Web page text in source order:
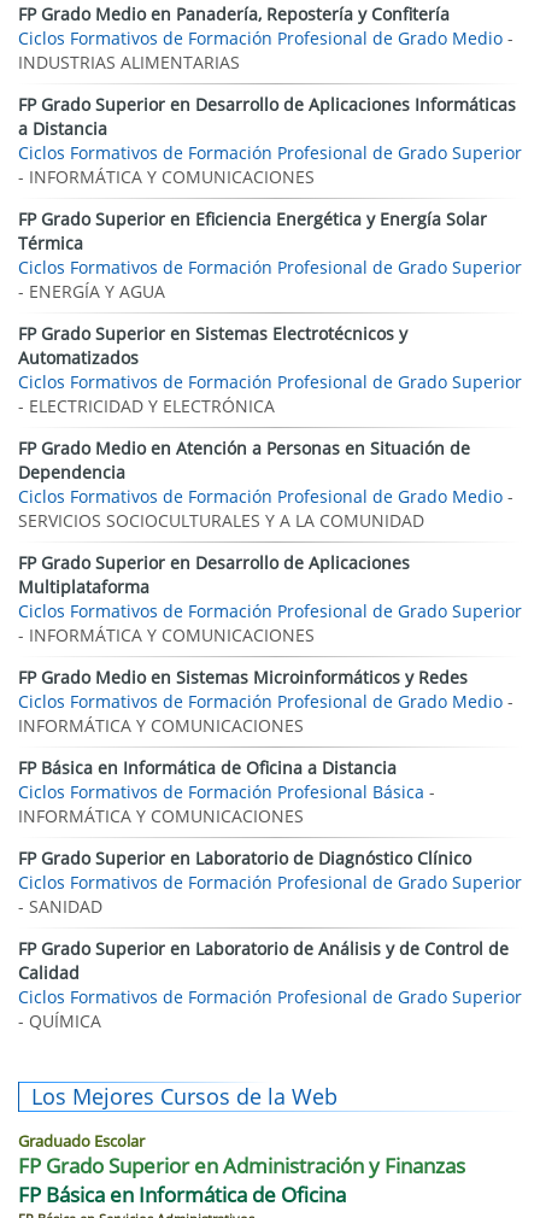
FP Grado Medio en Panadería, Repostería y Confitería
Ciclos Formativos de Formación Profesional de Grado Medio -
INDUSTRIAS ALIMENTARIAS
FP Grado Superior en Desarrollo de Aplicaciones Informáticas
a Distancia
Ciclos Formativos de Formación Profesional de Grado Superior
- INFORMÁTICA Y COMUNICACIONES
FP Grado Superior en Eficiencia Energética y Energía Solar
Térmica
Ciclos Formativos de Formación Profesional de Grado Superior
- ENERGÍA Y AGUA
FP Grado Superior en Sistemas Electrotécnicos y
Automatizados
Ciclos Formativos de Formación Profesional de Grado Superior
- ELECTRICIDAD Y ELECTRÓNICA
FP Grado Medio en Atención a Personas en Situación de
Dependencia
Ciclos Formativos de Formación Profesional de Grado Medio -
SERVICIOS SOCIOCULTURALES Y A LA COMUNIDAD
FP Grado Superior en Desarrollo de Aplicaciones
Multiplataforma
Ciclos Formativos de Formación Profesional de Grado Superior
- INFORMÁTICA Y COMUNICACIONES
FP Grado Medio en Sistemas Microinformáticos y Redes
Ciclos Formativos de Formación Profesional de Grado Medio -
INFORMÁTICA Y COMUNICACIONES
FP Básica en Informática de Oficina a Distancia
Ciclos Formativos de Formación Profesional Básica -
INFORMÁTICA Y COMUNICACIONES
FP Grado Superior en Laboratorio de Diagnóstico Clínico
Ciclos Formativos de Formación Profesional de Grado Superior
- SANIDAD
FP Grado Superior en Laboratorio de Análisis y de Control de
Calidad
Ciclos Formativos de Formación Profesional de Grado Superior
- QUÍMICA
Los Mejores Cursos de la Web
Graduado Escolar
FP Grado Superior en Administración y Finanzas
FP Básica en Informática de Oficina